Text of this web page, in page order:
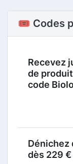
🎟️ Codes
Recevez
de
code
Dénichez
dès 229 €